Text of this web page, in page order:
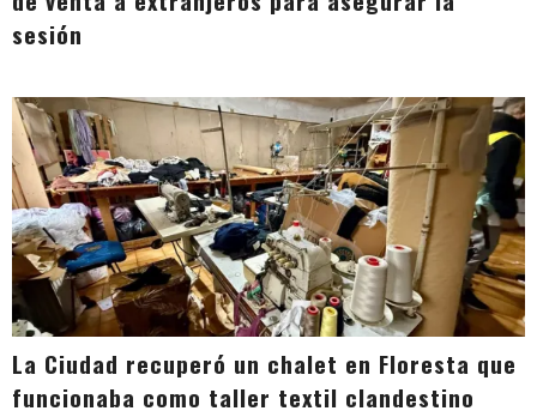
sesión
La Ciudad recuperó un chalet en Floresta que
funcionaba como taller textil clandestino